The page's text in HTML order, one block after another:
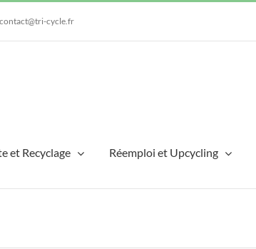
contact@tri-cycle.fr
et Recyclage Réemploi et Upcycling